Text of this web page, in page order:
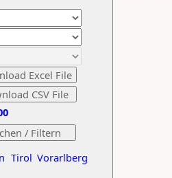
Tirol Vorarlberg